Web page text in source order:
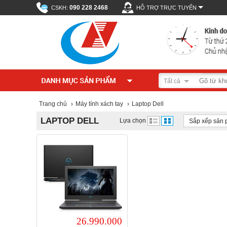
CSKH: 090 228 2468 HỖ TRỢ TRỰC TUYẾN
Tất cả
Trang chủ › Máy tính xách tay › Laptop Dell
LAPTOP DELL Lựa chọn Sắp xếp sản
26.990.000